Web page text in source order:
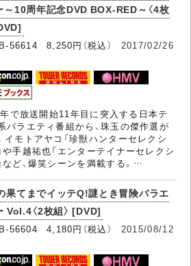
～10周年記念DVD BOX-RED～〈4枚
56614 8,250円（税込） 2017/02/26
で放送開始11年目に突入する日本テ
バラエティ番組から、珠玉の傑作選が
イモトアヤコ「珍獣ハンターセレクシ
や手越祐也「エンターテイナーセレクシ
など、爆笑シーンを満載する。…
果てまでイッテQ!謎とき冒険バラエ
Vol.4〈2枚組〉 [DVD]
56604 4,180円（税込） 2015/08/12